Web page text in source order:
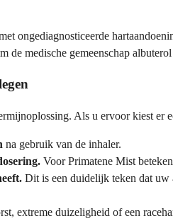
ongediagnosticeerde
medische gemeenschap
Als u ervoor kiest
na gebruik van de inhaler.
Voor Primatene Mist
Dit is een duidelijk teken dat uw
extreme duizeligheid of een